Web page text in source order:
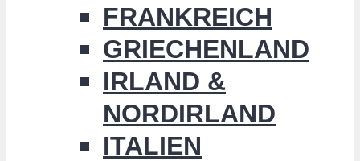
FRANKREICH
GRIECHENLAND
IRLAND &
NORDIRLAND
ITALIEN